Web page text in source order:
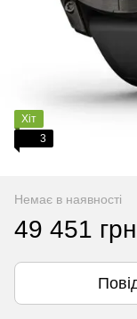
Хіт
3
Немає в наявності
49 451 грн